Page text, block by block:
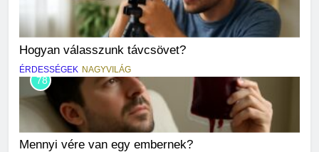
Hogyan válasszunk távcsövet?
ÉRDESSÉGEK NAGYVILÁG
78
Mennyi vére van egy embernek?